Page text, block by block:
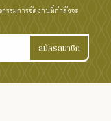
รรมการจัดงานที่กำลังจะ
สมัครสมาชิก